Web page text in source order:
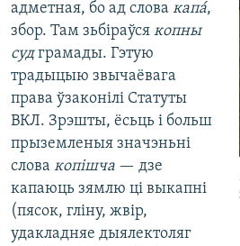
адметная, бо ад слова капá,
збор. Там зьбіраўся копны
судграмады. Гэтую
традыцыю звычаёвага
права ўзаконілі Статуты
ВКЛ. Зрэшты, ёсьць і больш
прыземленыя значэньні
слова копішча — дзе
капаюць зямлю ці выкапні
(пясок, гліну, жвір,
удакладняе дыялектоляг